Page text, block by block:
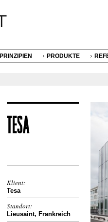
PRINZIPIEN PRODUKTE
Klient:
Tesa
Standort:
Lieusaint, Frankreich